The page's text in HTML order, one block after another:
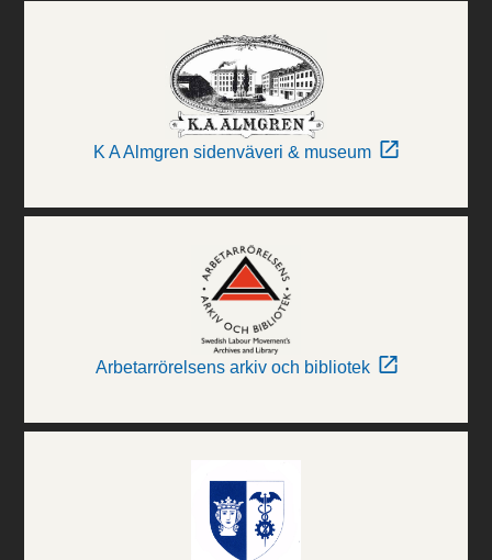
K A Almgren sidenväveri & museum
Arbetarrörelsens arkiv och bibliotek